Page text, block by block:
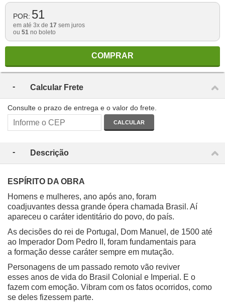
POR: 51
em até 3x de 17 sem juros
ou 51 no boleto
COMPRAR
Calcular Frete
Consulte o prazo de entrega e o valor do frete.
CALCULAR
Descrição
ESPÍRITO DA OBRA
Homens e mulheres, ano após ano, foram
coadjuvantes dessa grande ópera chamada Brasil. Aí
apareceu o caráter identitário do povo, do país.
As decisões do rei de Portugal, Dom Manuel, de 1500 até
ao Imperador Dom Pedro II, foram fundamentais para
a formação desse caráter sempre em mutação.
Personagens de um passado remoto vão reviver
esses anos de vida do Brasil Colonial e Imperial. E o
fazem com emoção. Vibram com os fatos ocorridos, como
se deles fizessem parte.